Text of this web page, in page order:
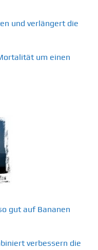
und verlängert die
um einen
gut auf Bananen
verbessern die